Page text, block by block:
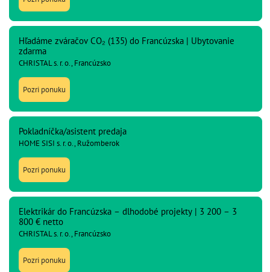
Hľadáme zváračov CO₂ (135) do Francúzska | Ubytovanie
zdarma
CHRISTAL s. r. o., Francúzsko
Pozri ponuku
Pokladníčka/asistent predaja
HOME SISI s. r. o., Ružomberok
Pozri ponuku
Elektrikár do Francúzska – dlhodobé projekty | 3 200 – 3
800 € netto
CHRISTAL s. r. o., Francúzsko
Pozri ponuku